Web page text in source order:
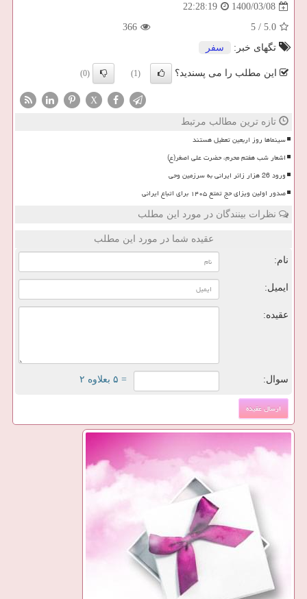
1400/03/08
22:28:19
5.0
/
5
366
تگهای خبر:
سفر
این مطلب را می پسندید؟ (1)
(0)
X
تازه ترین مطالب مرتبط
سینماها روز اربعین تعطیل هستند
اشعار شب هفتم محرم، حضرت علی اصغر(ع)
ورود 26 هزار زائر ایرانی به سرزمین وحی
صدور اولین ویزای حج تمتع ۱۴۰۵ برای اتباع ایرانی
نظرات بینندگان در مورد این مطلب
عقیده شما در مورد این مطلب
نام:
ایمیل:
عقیده:
سوال: = ۵ بعلاوه ۲